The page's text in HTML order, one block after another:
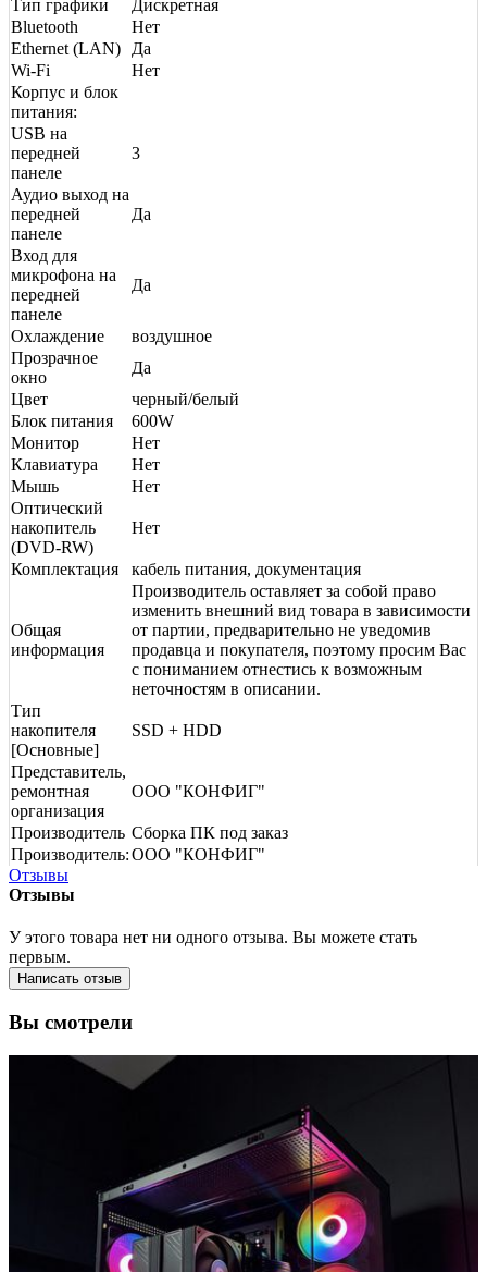
Тип графики
Дискретная
Bluetooth
Нет
Ethernet (LAN)
Да
Wi-Fi
Нет
Корпус и блок
питания:
USB на
передней
панеле
3
Аудио выход на
передней
панеле
Да
Вход для
микрофона на
передней
панеле
Да
Охлаждение
воздушное
Прозрачное
окно
Да
Цвет
черный/белый
Блок питания
600W
Монитор
Нет
Клавиатура
Нет
Мышь
Нет
Оптический
накопитель
(DVD-RW)
Нет
Комплектация кабель питания, документация
Общая
информация
Производитель оставляет за собой право
изменить внешний вид товара в зависимости
от партии, предварительно не уведомив
продавца и покупателя, поэтому просим Вас
с пониманием отнестись к возможным
неточностям в описании.
Тип
накопителя
[Основные]
SSD + HDD
Представитель,
ремонтная
организация
ООО "КОНФИГ"
Производитель Сборка ПК под заказ
Производитель:ООО "КОНФИГ"
Отзывы
Отзывы
У этого товара нет ни одного отзыва. Вы можете стать
первым.
Написать отзыв
Вы смотрели